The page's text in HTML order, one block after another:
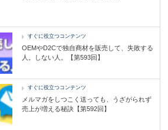
すぐに役立つコンテンツ
OEMやD2Cで独自商材を販売して、失敗する
人。しない人。【第593回】
すぐに役立つコンテンツ
メルマガをしつこく送っても、うざがられず
売上が増える秘訣【第592回】